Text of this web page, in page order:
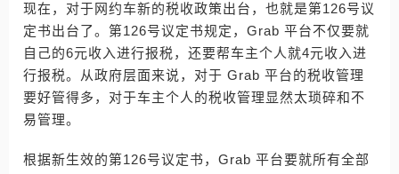
现在，对于网约车新的税收政策出台，也就是第126号议
定书出台了。第126号议定书规定，Grab 平台不仅要就
自己的6元收入进行报税，还要帮车主个人就4元收入进
行报税。从政府层面来说，对于 Grab 平台的税收管理
要好管得多，对于车主个人的税收管理显然太琐碎和不
易管理。
根据新生效的第126号议定书，Grab 平台要就所有全部